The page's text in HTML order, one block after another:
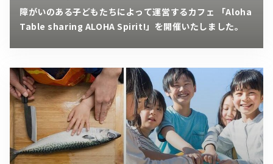
障がいのある子どもたちによって運営するカフェ 「Aloha
Table sharing ALOHA Spirit!」を開催いたしました。